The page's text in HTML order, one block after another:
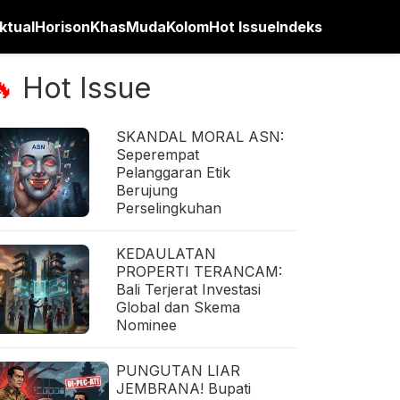
HorisonKhasMudaKolomHot IssueIndeks
Hot Issue
SKANDAL MORAL ASN:
Seperempat
Pelanggaran Etik
Berujung
Perselingkuhan
KEDAULATAN
PROPERTI TERANCAM:
Bali Terjerat Investasi
Global dan Skema
Nominee
PUNGUTAN LIAR
JEMBRANA! Bupati